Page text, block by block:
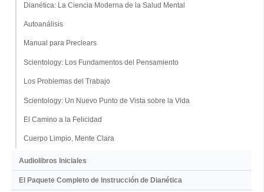
Dianética: La Ciencia Moderna de la Salud Mental
Autoanálisis
Manual para Preclears
Scientology: Los Fundamentos del Pensamiento
Los Problemas del Trabajo
Scientology: Un Nuevo Punto de Vista sobre la Vida
El Camino a la Felicidad
Cuerpo Limpio, Mente Clara
Audiolibros Iniciales
El Paquete Completo de Instrucción de Dianética